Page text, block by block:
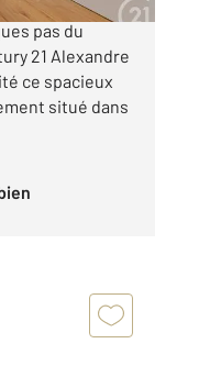
de la prisée
pas du
21 Alexandre
ce spacieux
situé dans